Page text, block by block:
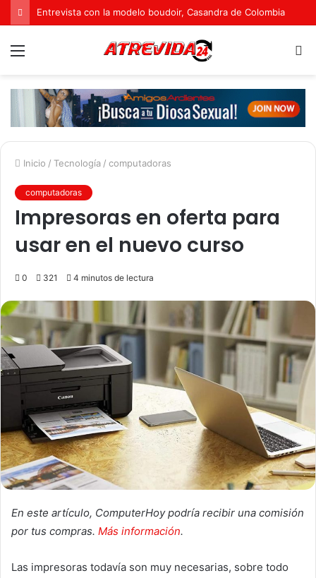
Entrevista con la modelo boudoir, Casandra de Colombia
Inicio / Tecnología / computadoras
computadoras
Impresoras en oferta para
usar en el nuevo curso
0 321 4 minutos de lectura
En este artículo, ComputerHoy podría recibir una comisión
por tus compras. Más información.
Las impresoras todavía son muy necesarias, sobre todo